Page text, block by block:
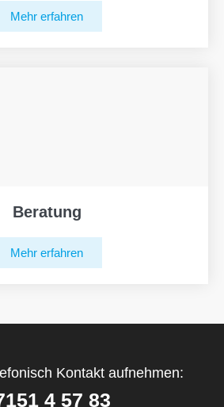
Mehr erfahren
Beratung
Mehr erfahren
Kontakt aufnehmen:
4 57 83